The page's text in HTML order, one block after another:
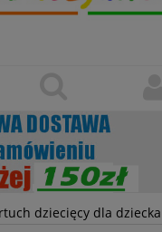
dziecięcy dla